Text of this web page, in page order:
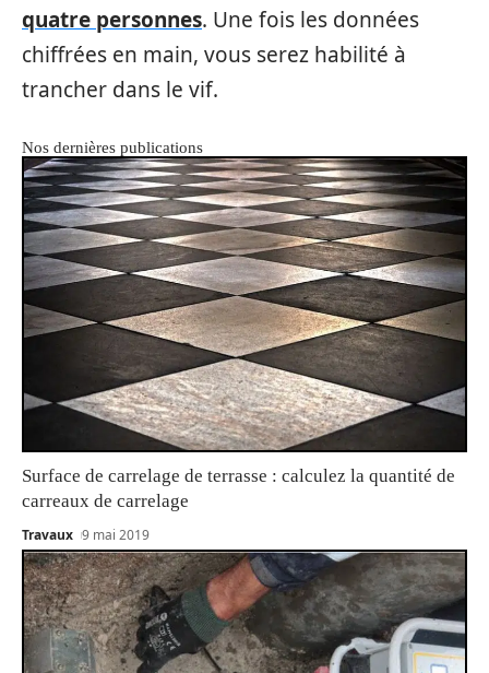
quatre personnes. Une fois les données
chiffrées en main, vous serez habilité à
trancher dans le vif.
Nos dernières publications
Surface de carrelage de terrasse : calculez la quantité de
carreaux de carrelage
Travaux 9 mai 2019